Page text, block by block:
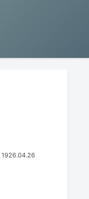
1926.04.26